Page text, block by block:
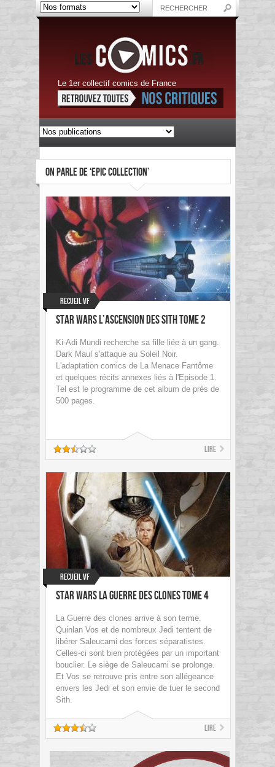
Le 1er collectif comics de France
ON PARLE DE ‘EPIC COLLECTION’
Recueil VF
Star Wars L’ascension des Sith tome 2
Ki-Adi Mundi recherche sa fille liée à un gang.
Dark Maul s'attaque au Soleil Noir.
L'adaptation comics de La Menace Fantôme
et quelques récits annexes liés à l'Episode 1.
Tel est le programme de cet album de près de
500 pages.
Lire
Recueil VF
Star Wars La guerre des clones tome 4
La Guerre des clones arrive à son terme.
Quinlan Vos et de nombreux Jedi tentent de
libérer Saleucami des forces séparatistes.
Celles-ci sont bien protégées par un important
bouclier. Le siège de Saleucami se prolonge.
Et Vos se retrouve pris entre son allégeance
envers les Jedi et son envie de tuer le second
Sith.
Lire